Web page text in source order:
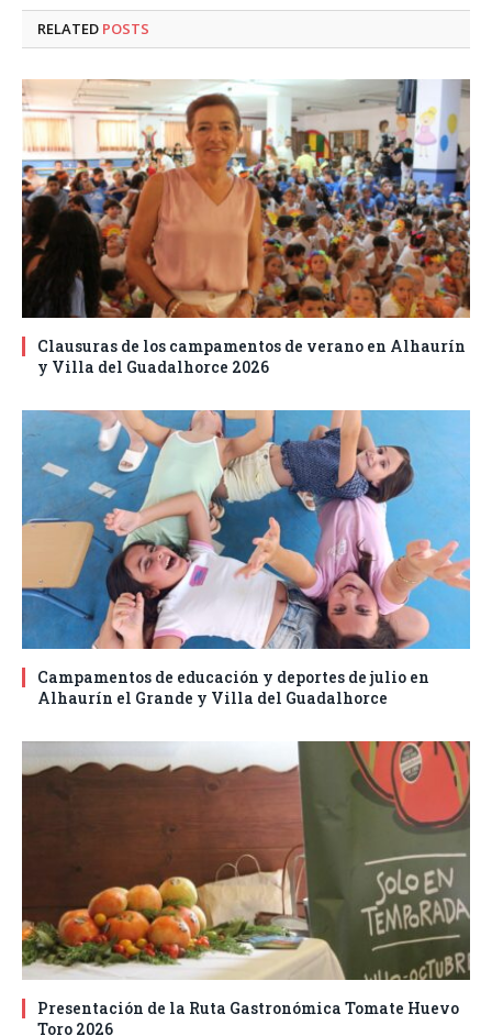
RELATED POSTS
Clausuras de los campamentos de verano en Alhaurín
y Villa del Guadalhorce 2026
Campamentos de educación y deportes de julio en
Alhaurín el Grande y Villa del Guadalhorce
Presentación de la Ruta Gastronómica Tomate Huevo
Toro 2026